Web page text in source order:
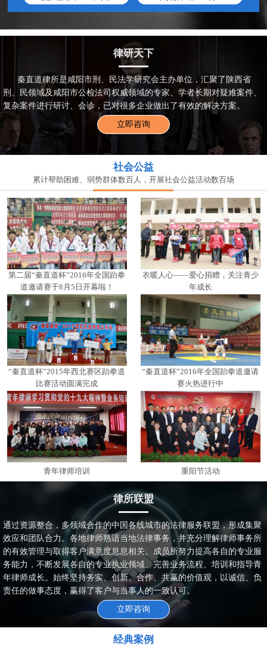
律研天下
秦直道律所是咸阳市刑、民法学研究会主办单位，汇聚了陕西省
刑、民领域及咸阳市公检法司权威领域的专家、学者长期对疑难案件、
复杂案件进行研讨、会诊，已对很多企业做出了有效的解决方案。
立即咨询
社会公益
累计帮助困难、弱势群体数百人，开展社会公益活动数百场
第二届“秦直道杯”2016年全国跆拳
道邀请赛于8月5日开幕啦！
衣暖人心——爱心捐赠，关注青少
年成长
“秦直道杯”2015年西北赛区跆拳道
比赛活动圆满完成
“秦直道杯”2016年全国跆拳道邀请
赛火热进行中
青年律师培训 重阳节活动
律所联盟
通过资源整合，多领域合作的中国各线城市的法律服务联盟，形成集聚
效应和团队合力。各地律师熟谙当地法律事务，并充分理解律师事务所
的有效管理与取得客户满意度息息相关。成员所努力提高各自的专业服
务能力，不断发展各自的专业执业领域、完善业务流程、培训和指导青
年律师成长。始终坚持务实、创新、合作、共赢的价值观，以诚信、负
责任的做事态度，赢得了客户与当事人的一致认可。
立即咨询
经典案例